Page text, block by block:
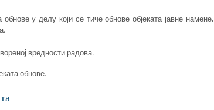
у делу који се тиче обнове објеката јавне намене,
вредности радова.
обнове.